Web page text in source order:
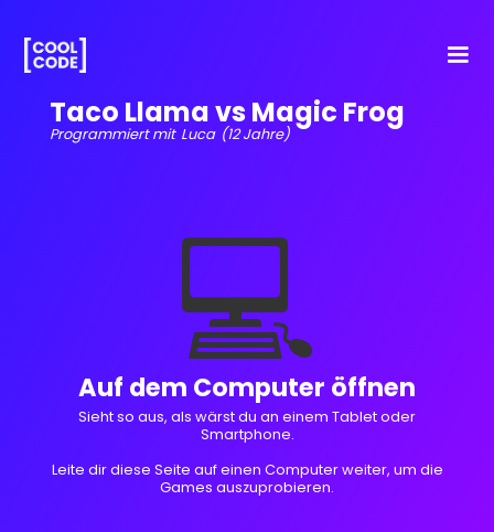
Taco Llama vs Magic Frog
Programmiert mit Luca (12 Jahre)
💻
Auf dem Computer öffnen
Sieht so aus, als wärst du an einem Tablet oder
Smartphone.
Leite dir diese Seite auf einen Computer weiter, um die
Games auszuprobieren.